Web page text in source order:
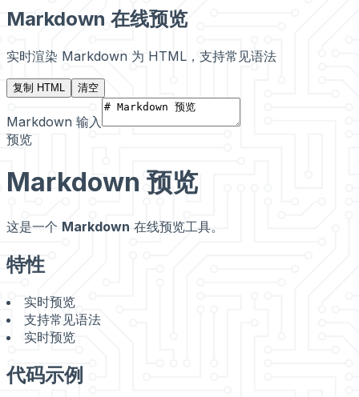
Markdown 在线预览
实时渲染 Markdown 为 HTML，支持常见语法
复制 HTML 清空
Markdown 输入
预览
Markdown 预览
这是一个 Markdown 在线预览工具。
特性
实时预览
支持常见语法
实时预览
代码示例